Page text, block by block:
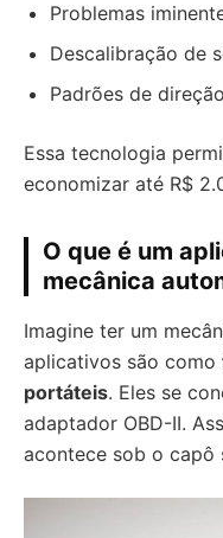
Problemas
Descalibração de
Padrões de
Essa tecnologia
economizar até R$
O que é um
mecânica
Imagine ter um
aplicativos são como
portáteis. Eles se
adaptador OBD-II.
acontece sob o capô